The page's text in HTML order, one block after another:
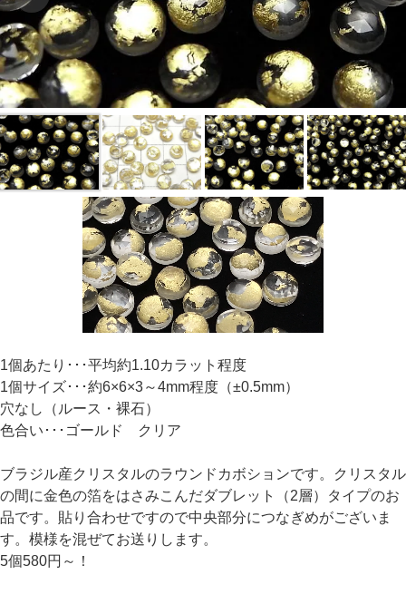
1個あたり･･･平均約1.10カラット程度
1個サイズ･･･約6×6×3～4mm程度（±0.5mm）
穴なし（ルース・裸石）
色合い･･･ゴールド クリア
ブラジル産クリスタルのラウンドカボションです。クリスタル
の間に金色の箔をはさみこんだダブレット（2層）タイプのお
品です。貼り合わせですので中央部分につなぎめがございま
す。模様を混ぜてお送りします。
5個580円～！